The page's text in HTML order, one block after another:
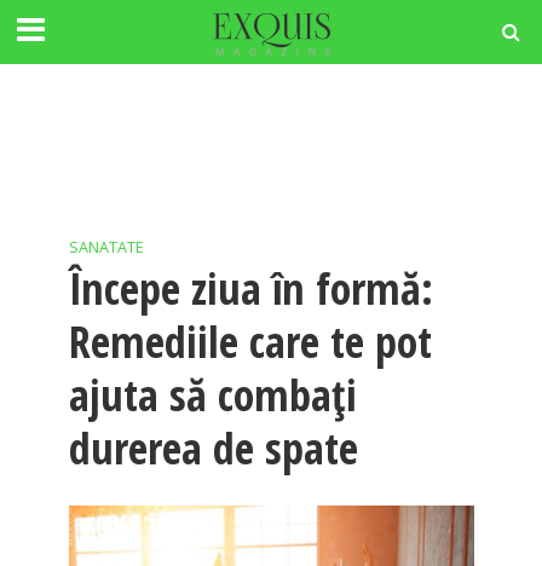
SANATATE
Începe ziua în formă:
Remediile care te pot
ajuta să combați
durerea de spate